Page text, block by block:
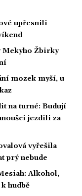
upřesnili
Mekyho Žbirky
mozek myší, u
na turné: Budují
jezdili za
vyřešila
prý nebude
Alkohol,
hudbě